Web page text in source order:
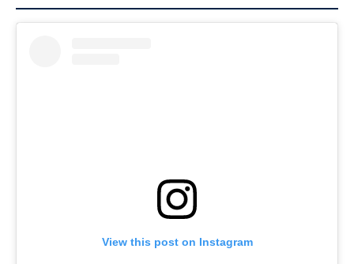
View this post on Instagram